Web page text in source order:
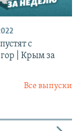
с
| Крым за
Все выпуски